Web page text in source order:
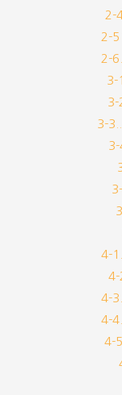
2-
2-5
2-
3-
3-
3-
3-
4-
4-
4-
4-
4-